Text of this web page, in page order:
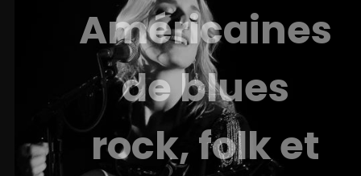
Américaines
de blues
rock, folk et